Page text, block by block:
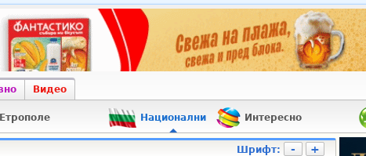
Видео
Етрополе Национални Интересно
Шрифт: - +